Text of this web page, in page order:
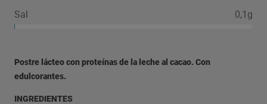
Sal 0,1g
Postre lácteo con proteínas de la leche al cacao. Con
edulcorantes.
INGREDIENTES